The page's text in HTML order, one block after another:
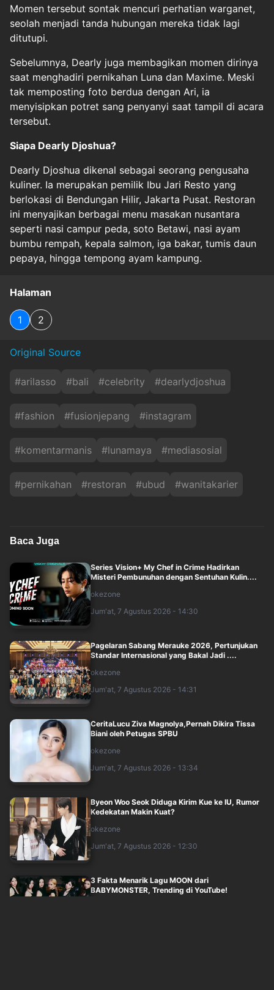
Momen tersebut sontak mencuri perhatian warganet,
seolah menjadi tanda hubungan mereka tidak lagi
ditutupi.
Sebelumnya, Dearly juga membagikan momen dirinya
saat menghadiri pernikahan Luna dan Maxime. Meski
tak memposting foto berdua dengan Ari, ia
menyisipkan potret sang penyanyi saat tampil di acara
tersebut.
Siapa Dearly Djoshua?
Dearly Djoshua dikenal sebagai seorang pengusaha
kuliner. Ia merupakan pemilik Ibu Jari Resto yang
berlokasi di Bendungan Hilir, Jakarta Pusat. Restoran
ini menyajikan berbagai menu masakan nusantara
seperti nasi campur peda, soto Betawi, nasi ayam
bumbu rempah, kepala salmon, iga bakar, tumis daun
pepaya, hingga tempong ayam kampung.
Halaman
1 2
Original Source
#arilasso #bali #celebrity #dearlydjoshua
#fashion #fusionjepang #instagram
#komentarmanis #lunamaya #mediasosial
#pernikahan #restoran #ubud #wanitakarier
Baca Juga
Series Vision+ My Chef in Crime Hadirkan
Misteri Pembunuhan dengan Sentuhan Kulin....
okezone
Jum'at, 7 Agustus 2026 - 14:30
Pagelaran Sabang Merauke 2026, Pertunjukan
Standar Internasional yang Bakal Jadi ....
okezone
Jum'at, 7 Agustus 2026 - 14:31
CeritaLucu Ziva Magnolya,Pernah Dikira Tissa
Biani oleh Petugas SPBU
okezone
Jum'at, 7 Agustus 2026 - 13:34
Byeon Woo Seok Diduga Kirim Kue ke IU, Rumor
Kedekatan Makin Kuat?
okezone
Jum'at, 7 Agustus 2026 - 12:30
3 Fakta Menarik Lagu MOON dari
BABYMONSTER, Trending di YouTube!